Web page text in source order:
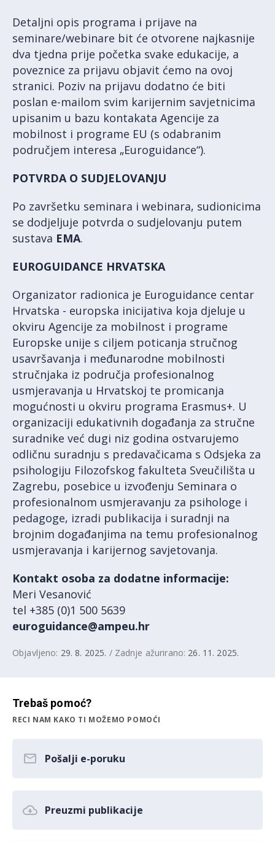
Detaljni opis programa i prijave na
seminare/webinare bit će otvorene najkasnije
dva tjedna prije početka svake edukacije, a
poveznice za prijavu objavit ćemo na ovoj
stranici. Poziv na prijavu dodatno će biti
poslan e-mailom svim karijernim savjetnicima
upisanim u bazu kontakata Agencije za
mobilnost i programe EU (s odabranim
područjem interesa „Euroguidance“).
POTVRDA O SUDJELOVANJU
Po završetku seminara i webinara, sudionicima
se dodjeljuje potvrda o sudjelovanju putem
sustava EMA.
EUROGUIDANCE HRVATSKA
Organizator radionica je Euroguidance centar
Hrvatska - europska inicijativa koja djeluje u
okviru Agencije za mobilnost i programe
Europske unije s ciljem poticanja stručnog
usavršavanja i međunarodne mobilnosti
stručnjaka iz područja profesionalnog
usmjeravanja u Hrvatskoj te promicanja
mogućnosti u okviru programa Erasmus+. U
organizaciji edukativnih događanja za stručne
suradnike već dugi niz godina ostvarujemo
odličnu suradnju s predavačicama s Odsjeka za
psihologiju Filozofskog fakulteta Sveučilišta u
Zagrebu, posebice u izvođenju Seminara o
profesionalnom usmjeravanju za psihologe i
pedagoge, izradi publikacija i suradnji na
brojnim događanjima na temu profesionalnog
usmjeravanja i karijernog savjetovanja.
Kontakt osoba za dodatne informacije:
Meri Vesanović
tel +385 (0)1 500 5639
euroguidance@ampeu.hr
Objavljeno: 29. 8. 2025. / Zadnje ažurirano: 26. 11. 2025.
Trebaš pomoć?
RECI NAM KAKO TI MOŽEMO POMOĆI
Pošalji e-poruku
Preuzmi publikacije